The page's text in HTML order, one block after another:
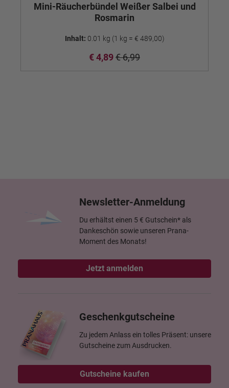
Mini-Räucherbündel Weißer Salbei und
Rosmarin
Inhalt: 0.01 kg (1 kg = € 489,00)
€ 4,89€ 6,99
Newsletter-Anmeldung
Du erhältst einen 5 € Gutschein* als
Dankeschön sowie unseren Prana-
Moment des Monats!
Jetzt anmelden
Geschenkgutscheine
Zu jedem Anlass ein tolles Präsent: unsere
Gutscheine zum Ausdrucken.
Gutscheine kaufen